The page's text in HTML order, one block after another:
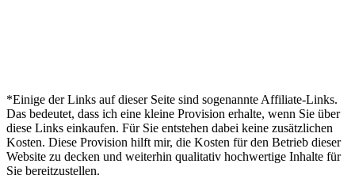
*Einige der Links auf dieser Seite sind sogenannte Affiliate-Links.
Das bedeutet, dass ich eine kleine Provision erhalte, wenn Sie über
diese Links einkaufen. Für Sie entstehen dabei keine zusätzlichen
Kosten. Diese Provision hilft mir, die Kosten für den Betrieb dieser
Website zu decken und weiterhin qualitativ hochwertige Inhalte für
Sie bereitzustellen.